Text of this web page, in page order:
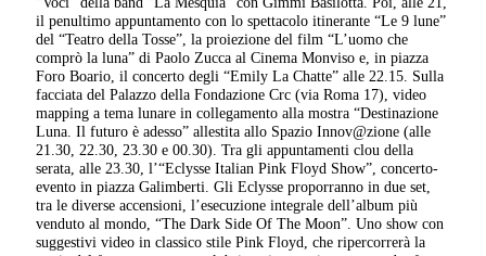
il penultimo appuntamento con lo spettacolo itinerante “Le 9 lune”
del “Teatro della Tosse”, la proiezione del film “L’uomo che
comprò la luna” di Paolo Zucca al Cinema Monviso e, in piazza
Foro Boario, il concerto degli “Emily La Chatte” alle 22.15. Sulla
facciata del Palazzo della Fondazione Crc (via Roma 17), video
mapping a tema lunare in collegamento alla mostra “Destinazione
Luna. Il futuro è adesso” allestita allo Spazio Innov@zione (alle
21.30, 22.30, 23.30 e 00.30). Tra gli appuntamenti clou della
serata, alle 23.30, l’“Eclysse Italian Pink Floyd Show”, concerto-
evento in piazza Galimberti. Gli Eclysse proporranno in due set,
tra le diverse accensioni, l’esecuzione integrale dell’album più
venduto al mondo, “The Dark Side Of The Moon”. Uno show con
suggestivi video in classico stile Pink Floyd, che ripercorrerà la